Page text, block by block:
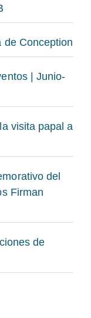
de Conception
| Junio-
visita papal a
del
Firman
de